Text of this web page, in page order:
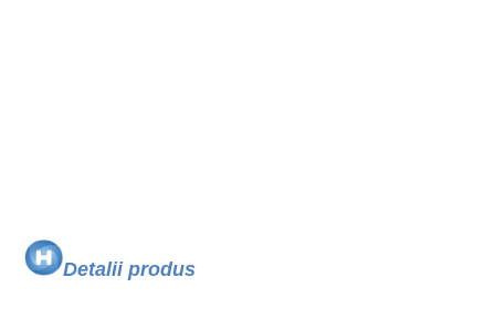
Detalii produs